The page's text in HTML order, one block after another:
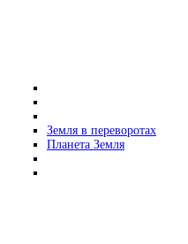
Земля в переворотах
Планета Земля